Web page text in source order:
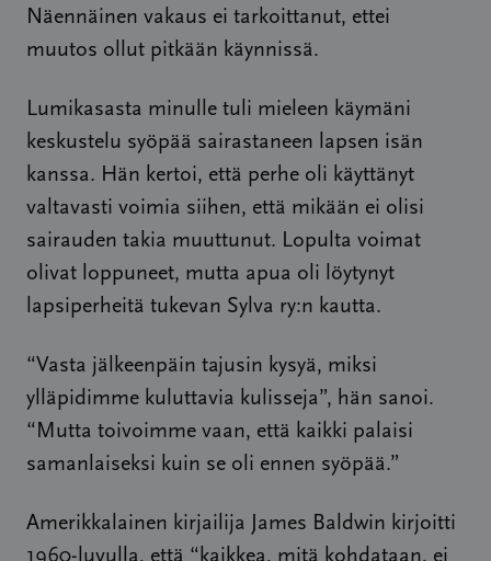
Näennäinen vakaus ei tarkoittanut, ettei
muutos ollut pitkään käynnissä.
Lumikasasta minulle tuli mieleen käymäni
keskustelu syöpää sairastaneen lapsen isän
kanssa. Hän kertoi, että perhe oli käyttänyt
valtavasti voimia siihen, että mikään ei olisi
sairauden takia muuttunut. Lopulta voimat
olivat loppuneet, mutta apua oli löytynyt
lapsiperheitä tukevan Sylva ry:n kautta.
“Vasta jälkeenpäin tajusin kysyä, miksi
ylläpidimme kuluttavia kulisseja”, hän sanoi.
“Mutta toivoimme vaan, että kaikki palaisi
samanlaiseksi kuin se oli ennen syöpää.”
Amerikkalainen kirjailija James Baldwin kirjoitti
1960-luvulla, että “kaikkea, mitä kohdataan, ei